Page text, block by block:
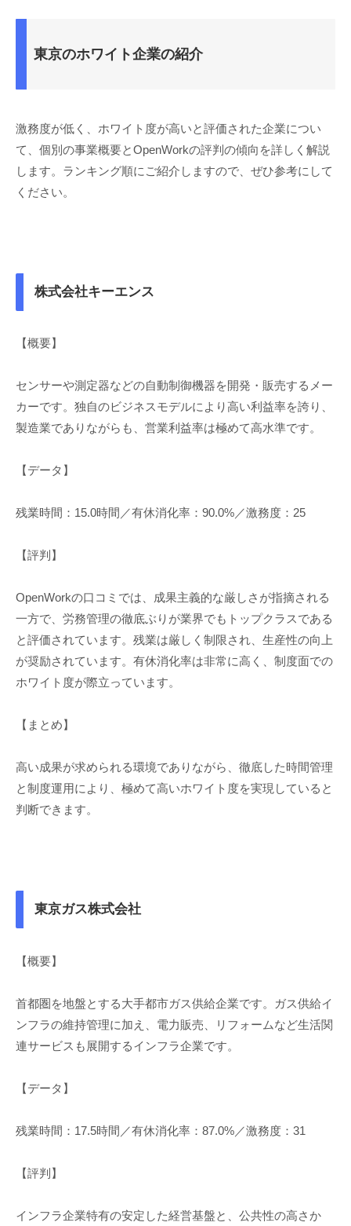
東京のホワイト企業の紹介
激務度が低く、ホワイト度が高いと評価された企業につい
て、個別の事業概要とOpenWorkの評判の傾向を詳しく解説
します。ランキング順にご紹介しますので、ぜひ参考にして
ください。
株式会社キーエンス
【概要】
センサーや測定器などの自動制御機器を開発・販売するメー
カーです。独自のビジネスモデルにより高い利益率を誇り、
製造業でありながらも、営業利益率は極めて高水準です。
【データ】
残業時間：15.0時間／有休消化率：90.0%／激務度：25
【評判】
OpenWorkの口コミでは、成果主義的な厳しさが指摘される
一方で、労務管理の徹底ぶりが業界でもトップクラスである
と評価されています。残業は厳しく制限され、生産性の向上
が奨励されています。有休消化率は非常に高く、制度面での
ホワイト度が際立っています。
【まとめ】
高い成果が求められる環境でありながら、徹底した時間管理
と制度運用により、極めて高いホワイト度を実現していると
判断できます。
東京ガス株式会社
【概要】
首都圏を地盤とする大手都市ガス供給企業です。ガス供給イ
ンフラの維持管理に加え、電力販売、リフォームなど生活関
連サービスも展開するインフラ企業です。
【データ】
残業時間：17.5時間／有休消化率：87.0%／激務度：31
【評判】
インフラ企業特有の安定した経営基盤と、公共性の高さか